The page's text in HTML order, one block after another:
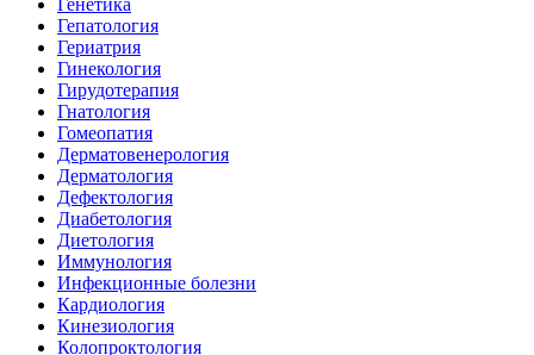
Гепатология
Гериатрия
Гинекология
Гирудотерапия
Гнатология
Гомеопатия
Дерматовенерология
Дерматология
Дефектология
Диабетология
Диетология
Иммунология
Инфекционные болезни
Кардиология
Кинезиология
Колопроктология